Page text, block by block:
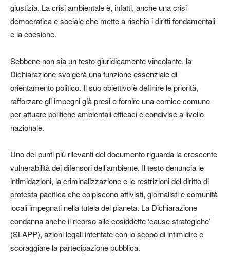
giustizia. La crisi ambientale è, infatti, anche una crisi
democratica e sociale che mette a rischio i diritti fondamentali
e la coesione.
Sebbene non sia un testo giuridicamente vincolante, la
Dichiarazione svolgerà una funzione essenziale di
orientamento politico. Il suo obiettivo è definire le priorità,
rafforzare gli impegni già presi e fornire una cornice comune
per attuare politiche ambientali efficaci e condivise a livello
nazionale.
Uno dei punti più rilevanti del documento riguarda la crescente
vulnerabilità dei difensori dell’ambiente. Il testo denuncia le
intimidazioni, la criminalizzazione e le restrizioni del diritto di
protesta pacifica che colpiscono attivisti, giornalisti e comunità
locali impegnati nella tutela del pianeta. La Dichiarazione
condanna anche il ricorso alle cosiddette ‘cause strategiche’
(SLAPP), azioni legali intentate con lo scopo di intimidire e
scoraggiare la partecipazione pubblica.